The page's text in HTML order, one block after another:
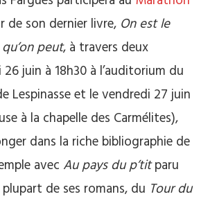
de son dernier livre, On est le
peut, à travers deux
juin à 18h30 à l’auditorium du
Lespinasse et le vendredi 27 juin
à la chapelle des Carmélites),
dans la riche bibliographie de
avec Au pays du p’titparu
de ses romans, du Tour du